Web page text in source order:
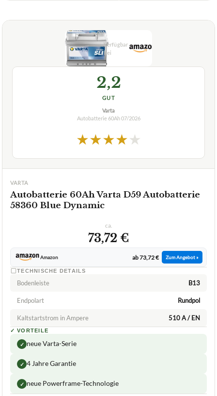
2,2
GUT
Varta
Autobatterie 60Ah07/2026
★★★★★
VARTA
Autobatterie 60Ah Varta D59 Autobatterie
58360 Blue Dynamic
ca.
73,72 €
Amazon ab 73,72 € Zum Angebot »
TECHNISCHE DETAILS
Bodenleiste B13
Endpolart Rundpol
Kaltstartstrom in Ampere 510 A / EN
✓ VORTEILE
✓ neue Varta-Serie
✓ 4 Jahre Garantie
✓ neue Powerframe-Technologie